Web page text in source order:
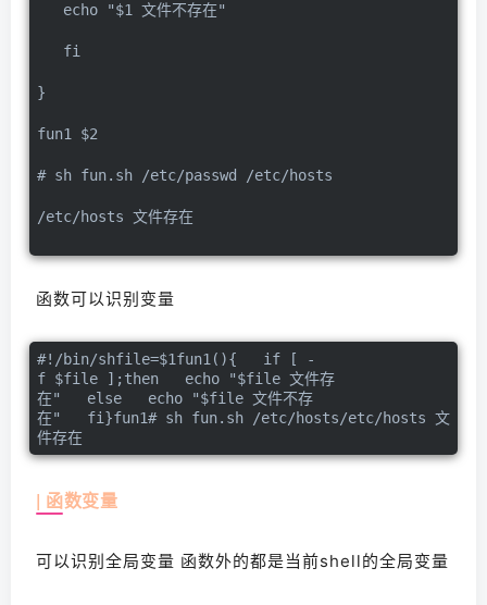
echo "$1 文件不存在"
fi
}
fun1 $2
# sh fun.sh /etc/passwd /etc/hosts
/etc/hosts 文件存在
函数可以识别变量
#!/bin/shfile=$1fun1(){   if [ -
f $file ];then   echo "$file 文件存
在"   else   echo "$file 文件不存
在"   fi}fun1# sh fun.sh /etc/hosts/etc/hosts 文
件存在
| 函数变量
可以识别全局变量 函数外的都是当前shell的全局变量